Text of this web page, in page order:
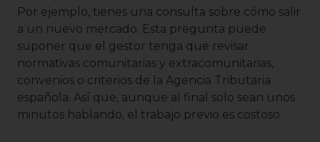
Por ejemplo, tienes una consulta sobre cómo salir
a un nuevo mercado. Esta pregunta puede
suponer que el gestor tenga que revisar
normativas comunitarias y extracomunitarias,
convenios o criterios de la Agencia Tributaria
española. Así que, aunque al final solo sean unos
minutos hablando, el trabajo previo es costoso.